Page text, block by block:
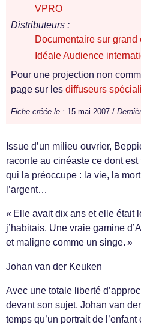
VPRO
Distributeurs :
Documentaire sur grand
Idéale Audience
Pour une projection non
page sur les diffuseurs
Fiche créée le : 15 mai 2007 /
Issue d’un milieu ouvrier,
raconte au cinéaste ce dont
qui la préoccupe : la vie, la
l’argent…
« Elle avait dix ans et elle était
j’habitais. Une vraie gamine
et maligne comme un singe. »
Johan van der Keuken
Avec une totale liberté
devant son sujet, Johan van
temps qu’un portrait de